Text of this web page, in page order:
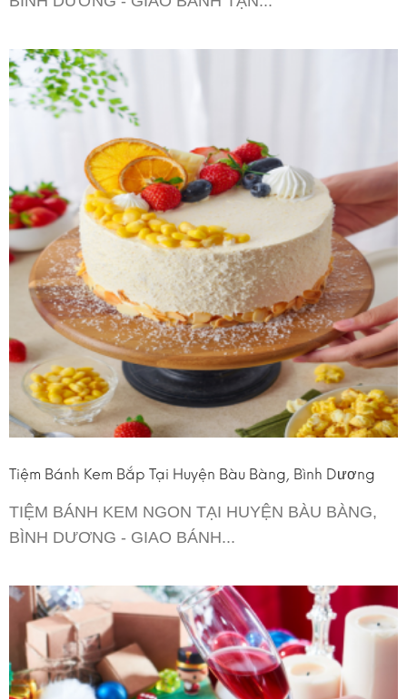
Tiệm Bánh Kem Bắp Tại Huyện Bàu Bàng, Bình Dương
TIỆM BÁNH KEM NGON TẠI HUYỆN BÀU BÀNG,
BÌNH DƯƠNG - GIAO BÁNH...